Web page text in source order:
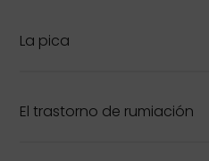
La pica
El trastorno de rumiación